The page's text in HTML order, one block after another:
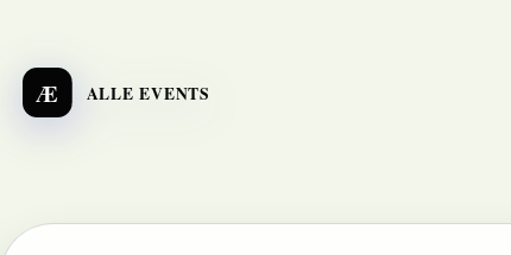
Æ ALLE EVENTS